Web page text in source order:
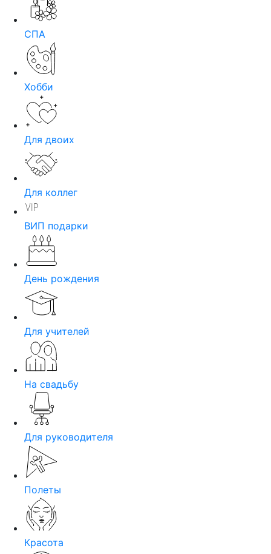
СПА
Хобби
Для двоих
Для коллег
ВИП подарки
День рождения
Для учителей
На свадьбу
Для руководителя
Полеты
Красота